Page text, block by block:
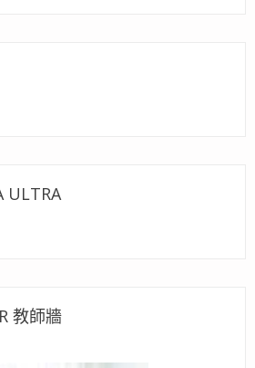
ULTRA
教師牆